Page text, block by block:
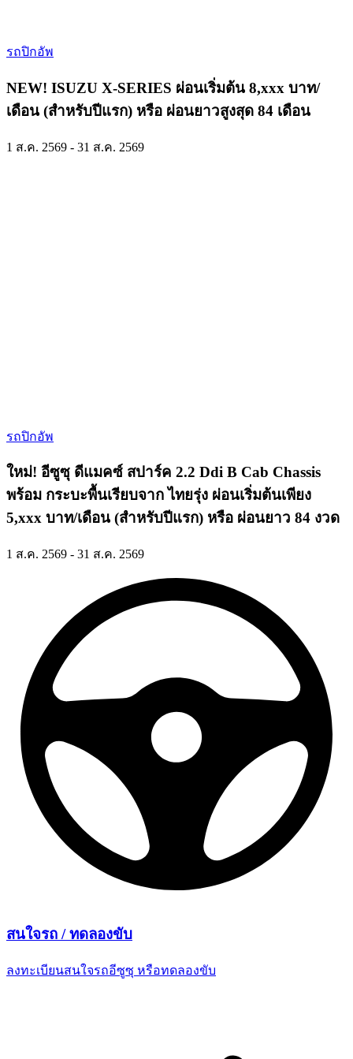
รถปิกอัพ
NEW! ISUZU X-SERIES ผ่อนเริ่มต้น 8,xxx บาท/
เดือน (สำหรับปีแรก) หรือ ผ่อนยาวสูงสุด 84 เดือน
1 ส.ค. 2569 - 31 ส.ค. 2569
รถปิกอัพ
ใหม่! อีซูซุ ดีแมคซ์ สปาร์ค 2.2 Ddi B Cab Chassis
พร้อม กระบะพื้นเรียบจาก ไทยรุ่ง ผ่อนเริ่มต้นเพียง
5,xxx บาท/เดือน (สำหรับปีแรก) หรือ ผ่อนยาว 84 งวด
1 ส.ค. 2569 - 31 ส.ค. 2569
สนใจรถ /ทดลองขับ
ลงทะเบียนสนใจรถอีซูซุ หรือทดลองขับ